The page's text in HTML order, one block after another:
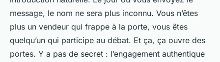
message, le nom ne sera plus inconnu. Vous n’êtes
plus un vendeur qui frappe à la porte, vous êtes
quelqu’un qui participe au débat. Et ça, ça ouvre des
portes. Y a pas de secret : l’engagement authentique